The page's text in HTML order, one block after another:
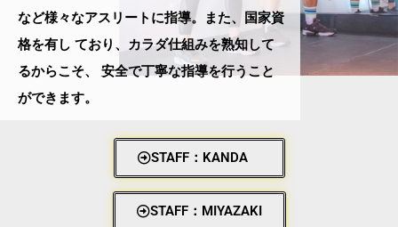
など様々なアスリートに指導。また、国家資
格を有し ており、カラダ仕組みを熟知して
るからこそ、 安全で丁寧な指導を行うこと
ができます。
STAFF：KANDA
STAFF：MIYAZAKI